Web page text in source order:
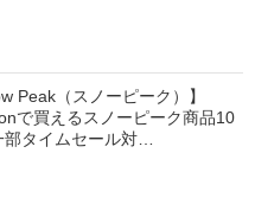
Peak（スノーピーク）】
で買えるスノーピーク商品10
部タイムセール対…